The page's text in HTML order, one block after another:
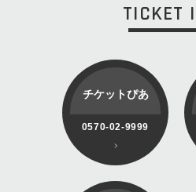
TICKET
チケットぴあ
0570-02-9999